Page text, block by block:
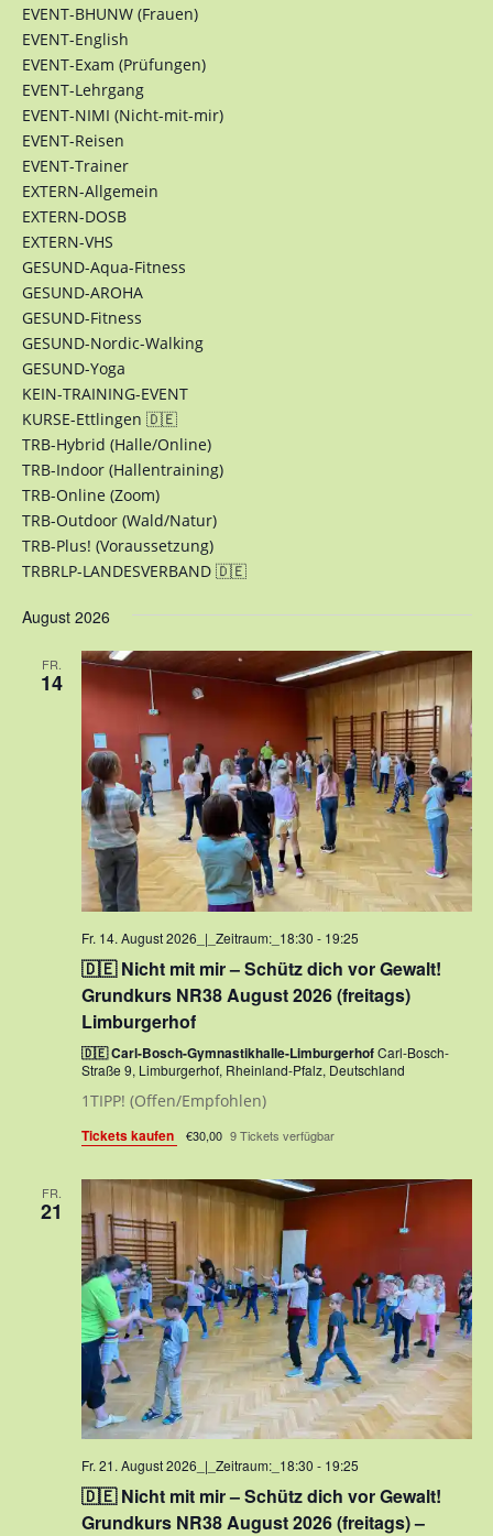
EVENT-BHUNW (Frauen)
EVENT-English
EVENT-Exam (Prüfungen)
EVENT-Lehrgang
EVENT-NIMI (Nicht-mit-mir)
EVENT-Reisen
EVENT-Trainer
EXTERN-Allgemein
EXTERN-DOSB
EXTERN-VHS
GESUND-Aqua-Fitness
GESUND-AROHA
GESUND-Fitness
GESUND-Nordic-Walking
GESUND-Yoga
KEIN-TRAINING-EVENT
KURSE-Ettlingen 🇩🇪
TRB-Hybrid (Halle/Online)
TRB-Indoor (Hallentraining)
TRB-Online (Zoom)
TRB-Outdoor (Wald/Natur)
TRB-Plus! (Voraussetzung)
TRBRLP-LANDESVERBAND 🇩🇪
August 2026
FR.
14
Fr. 14. August 2026_|_Zeitraum:_18:30 - 19:25
🇩🇪 Nicht mit mir – Schütz dich vor Gewalt!
Grundkurs NR38 August 2026 (freitags)
Limburgerhof
🇩🇪 Carl-Bosch-Gymnastikhalle-LimburgerhofCarl-Bosch-
Straße 9, Limburgerhof, Rheinland-Pfalz, Deutschland
1TIPP! (Offen/Empfohlen)
Tickets kaufen €30,00 9 Tickets verfügbar
FR.
21
Fr. 21. August 2026_|_Zeitraum:_18:30 - 19:25
🇩🇪 Nicht mit mir – Schütz dich vor Gewalt!
Grundkurs NR38 August 2026 (freitags) –